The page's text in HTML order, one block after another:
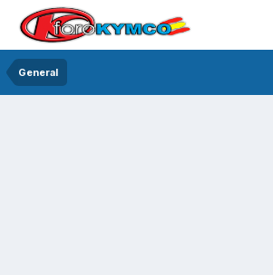
General